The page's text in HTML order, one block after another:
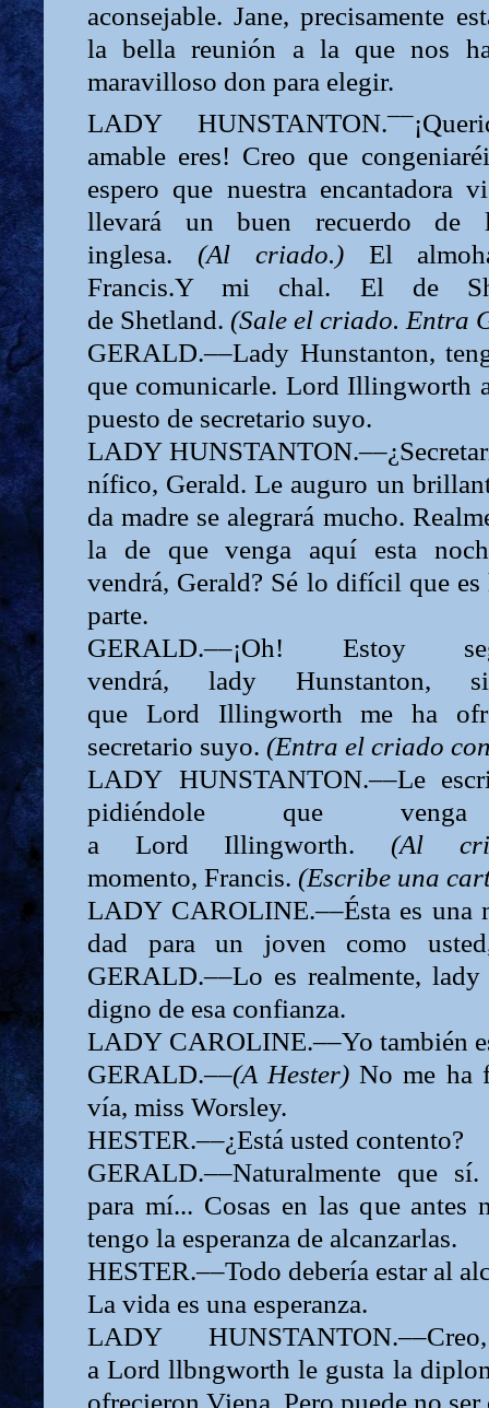
aconsejable.Jane,precisamente
la bella re­unión a la que nos
maravilloso don para elegir.
LADY HUNSTANTON.––
amable eres! Creo que
espero que nuestra encantadora
llevará un buen recuerdo de
inglesa. (Al criado.) El
Francis.Y mi chal. El de
de Shetland. (Sale el criado. Entra
GERALD.––Lady Hunstanton,
que comunicarle. Lord Illingworth
puesto de secretario suyo.
LADY
nífico, Gerald.Le auguro un
da madre se alegrará mucho.
la de que venga aquí esta
vendrá, Gerald? Sé lo difícil que es
parte.
GERALD.––¡Oh! Estoy
vendrá, lady
que Lord Illingworth me ha
secretario suyo. (Entra el criado
LADY HUNSTANTON.––Le
pidiéndole que
a Lord Illingworth.(Al
momento, Francis. (Escribe una
LADY CAROLINE.––Ésta es
dad para un joven como
GERALD.––Lo es realmente,
digno de esa confianza.
LADY CAROLINE.––Yo también
GERALD.––(A Hester)No me ha
vía, miss Worsley.
HESTER.––¿Está usted contento?
GERALD.––Naturalmente que
para mí... Cosas en las que antes
tengo la esperanza de alcanzarlas.
HESTER.––Todo debería estar al
La vida es una esperanza.
LADY
aLordllbngworth le gusta la